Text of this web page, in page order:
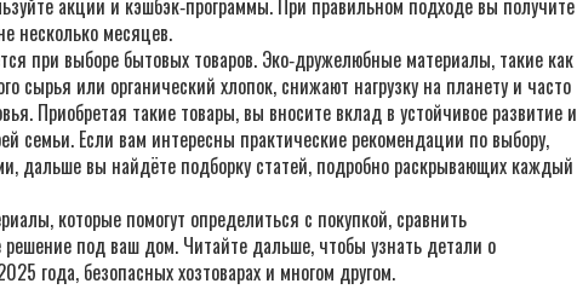
акции и кэшбэк‑программы. При правильном подходе вы получите
несколько месяцев.
при выборе бытовых товаров. Эко‑дружелюбные материалы, такие как
сырья или органический хлопок, снижают нагрузку на планету и часто
Приобретая такие товары, вы вносите вклад в устойчивое развитие и
семьи. Если вам интересны практические рекомендации по выбору,
дальше вы найдёте подборку статей, подробно раскрывающих каждый
которые помогут определиться с покупкой, сравнить
решение под ваш дом. Читайте дальше, чтобы узнать детали о
года, безопасных хозтоварах и многом другом.